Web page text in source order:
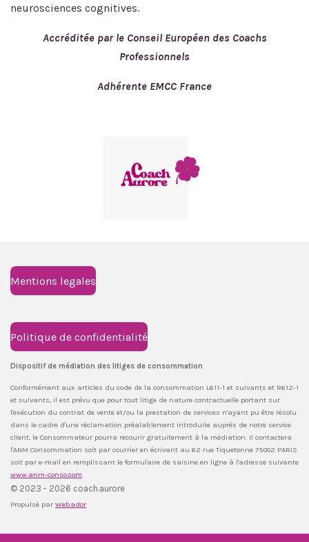
neurosciences cognitives.
Accréditée par le Conseil Européen des Coachs
Professionnels
Adhérente EMCC France
Mentions legales
Politique de confidentialité
Dispositif de médiation des litiges de consommation
Conformément aux articles du code de la consommation L611-1 et suivants et R612-1
et suivants, il est prévu que pour tout litige de nature contractuelle portant sur
l'exécution du contrat de vente et/ou la prestation de services n'ayant pu être résolu
dans le cadre d'une réclamation préalablement introduite auprès de notre service
client, le Consommateur pourra recourir gratuitement à la médiation. Il contactera
l'ANM Consommation soit par courrier en écrivant au 62 rue Tiquetonne 75002 PARIS
soit par e-mail en remplissant le formulaire de saisine en ligne à l'adresse suivante
www.anm-conso.com.
© 2023 - 2026 coach.aurore
Propulsé par Webador